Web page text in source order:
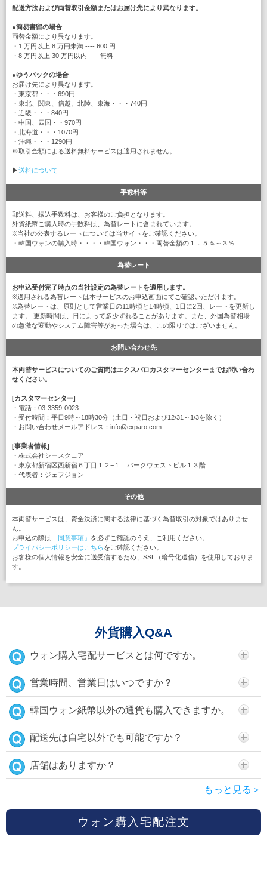
配送方法および両替取引金額またはお届け先により異なります。
●簡易書留の場合
両替金額により異なります。
・1 万円以上 8 万円未満 ---- 600 円
・8 万円以上 30 万円以内 ---- 無料
●ゆうパックの場合
お届け先により異なります。
・東京都・・・690円
・東北、関東、信越、北陸、東海・・・740円
・近畿・・・840円
・中国、四国・・970円
・北海道・・・1070円
・沖縄・・・1290円
※取引金額による送料無料サービスは適用されません。
▶送料について
手数料等
郵送料、振込手数料は、お客様のご負担となります。
外貨紙幣ご購入時の手数料は、為替レートに含まれています。
※当社の公表するレートについては当サイトをご確認ください。
・韓国ウォンの購入時・・・・韓国ウォン・・・両替金額の１．５％～３％
為替レート
お申込受付完了時点の当社設定の為替レートを適用します。
※適用される為替レートは本サービスのお申込画面にてご確認いただけます。
※為替レートは、原則として営業日の11時頃と14時頃、1日に2回、レートを更新し
ます。 更新時間は、日によって多少ずれることがあります。また、外国為替相場
の急激な変動やシステム障害等があった場合は、この限りではございません。
お問い合わせ先
本両替サービスについてのご質問はエクスパロカスタマーセンターまでお問い合わ
せください。
[カスタマーセンター]
・電話：03-3359-0023
・受付時間：平日9時～18時30分（土日・祝日および12/31～1/3を除く）
・お問い合わせメールアドレス：info@exparo.com
[事業者情報]
・株式会社シースクェア
・東京都新宿区西新宿６丁目１２−１ パークウェストビル１３階
・代表者：ジェフジョン
その他
本両替サービスは、資金決済に関する法律に基づく為替取引の対象ではありませ
ん。
お申込の際は 「同意事項」 を必ずご確認のうえ、ご利用ください。
プライバシーポリシーはこちらをご確認ください。
お客様の個人情報を安全に送受信するため、SSL（暗号化送信）を使用しておりま
す。
外貨購入Q&A
ウォン購入宅配サービスとは何ですか。
営業時間、営業日はいつですか？
韓国ウォン紙幣以外の通貨も購入できますか。
配送先は自宅以外でも可能ですか？
店舗はありますか？
もっと見る＞
ウォン購入宅配注文